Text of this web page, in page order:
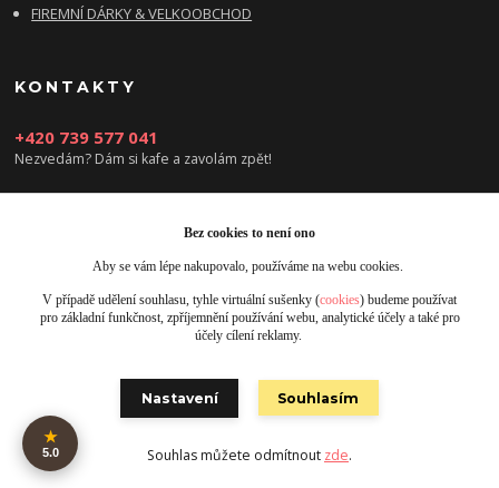
★
5.0
FIREMNÍ DÁRKY & VELKOOBCHOD
KONTAKTY
+420 739 577 041
Nezvedám? Dám si kafe a zavolám zpět!
info@damsikafe.cz
Obrázky jsou pouze ilustrativní © 2025 Designed by Damsikafe.cz
Vytvořeno na
Eshop-rychle.cz
Bez cookies to není ono
Aby se vám lépe nakupovalo, používáme na webu cookies.
V případě udělení souhlasu, tyhle virtuální sušenky (cookies) budeme používat
pro základní funkčnost, zpříjemnění používání webu, analytické účely a také pro
účely cílení reklamy.
Nastavení Souhlasím
Souhlas můžete odmítnout zde.